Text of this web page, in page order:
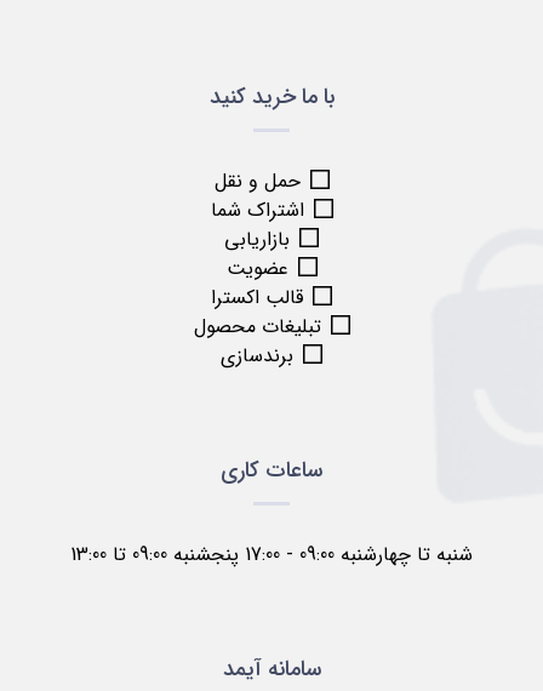
با ما خرید کنید
حمل و نقل
اشتراک شما
بازاریابی
عضویت
قالب اکسترا
تبلیغات محصول
برندسازی
ساعات کاری
شنبه تا چهارشنبه 09:00 - 17:00 پنجشنبه 09:00 تا 13:00
سامانه آیمد